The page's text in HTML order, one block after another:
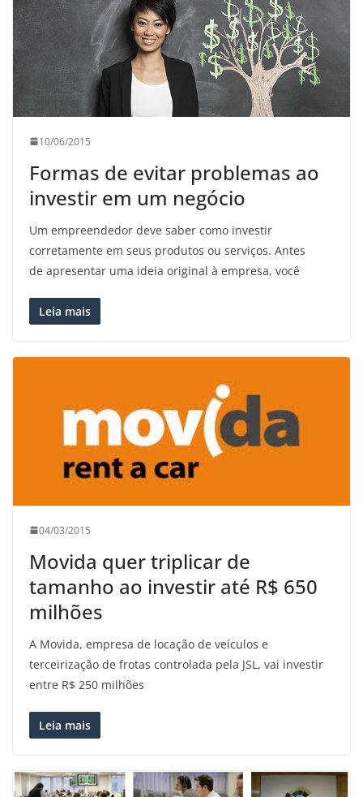
10/06/2015
Formas de evitar problemas ao
investir em um negócio
Um empreendedor deve saber como investir
corretamente em seus produtos ou serviços. Antes
de apresentar uma ideia original à empresa, você
Leia mais
04/03/2015
Movida quer triplicar de
tamanho ao investir até R$ 650
milhões
A Movida, empresa de locação de veículos e
terceirização de frotas controlada pela JSL, vai investir
entre R$ 250 milhões
Leia mais